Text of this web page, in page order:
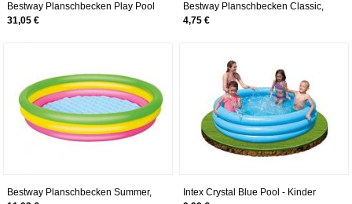
Bestway Planschbecken Play Pool
152x51cm
31,05 €
Bestway Planschbecken Classic,
sortiert, 102 x 25 cm
4,75 €
Bestway Planschbecken Summer,
Intex Crystal Blue Pool - Kinder